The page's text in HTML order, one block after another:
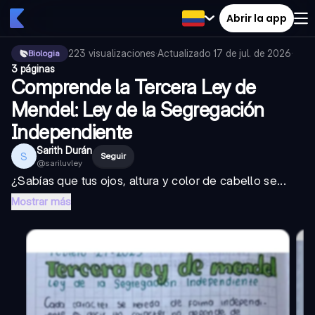
Abrir la app
Biologia 223 visualizaciones·Actualizado 17 de jul. de 2026·
3 páginas
Comprende la Tercera Ley de
Mendel: Ley de la Segregación
Independiente
S Sarith Durán
@sariluvley
Seguir
¿Sabías que tus ojos, altura y color de cabello se...
Mostrar más